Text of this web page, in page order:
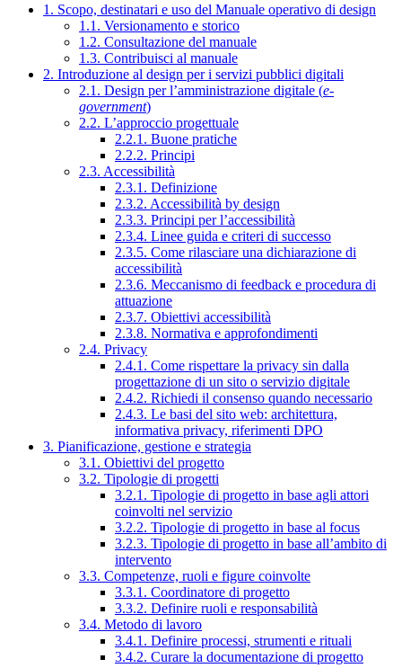
1. Scopo, destinatari e uso del Manuale operativo di design
1.1. Versionamento e storico
1.2. Consultazione del manuale
1.3. Contribuisci al manuale
2. Introduzione al design per i servizi pubblici digitali
2.1. Design per l’amministrazione digitale (e-
government)
2.2. L’approccio progettuale
2.2.1. Buone pratiche
2.2.2. Principi
2.3. Accessibilità
2.3.1. Definizione
2.3.2. Accessibilità by design
2.3.3. Principi per l’accessibilità
2.3.4. Linee guida e criteri di successo
2.3.5. Come rilasciare una dichiarazione di
accessibilità
2.3.6. Meccanismo di feedback e procedura di
attuazione
2.3.7. Obiettivi accessibilità
2.3.8. Normativa e approfondimenti
2.4. Privacy
2.4.1. Come rispettare la privacy sin dalla
progettazione di un sito o servizio digitale
2.4.2. Richiedi il consenso quando necessario
2.4.3. Le basi del sito web: architettura,
informativa privacy, riferimenti DPO
3. Pianificazione, gestione e strategia
3.1. Obiettivi del progetto
3.2. Tipologie di progetti
3.2.1. Tipologie di progetto in base agli attori
coinvolti nel servizio
3.2.2. Tipologie di progetto in base al focus
3.2.3. Tipologie di progetto in base all’ambito di
intervento
3.3. Competenze, ruoli e figure coinvolte
3.3.1. Coordinatore di progetto
3.3.2. Definire ruoli e responsabilità
3.4. Metodo di lavoro
3.4.1. Definire processi, strumenti e rituali
3.4.2. Curare la documentazione di progetto